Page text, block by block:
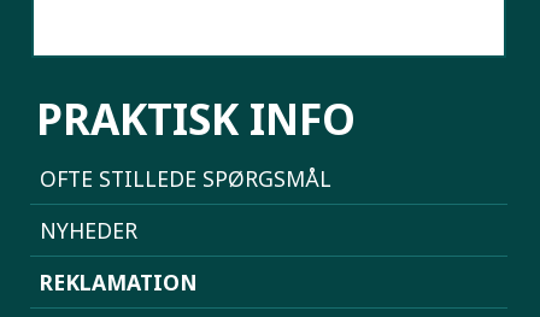
PRAKTISK INFO
OFTE STILLEDE SPØRGSMÅL
NYHEDER
REKLAMATION